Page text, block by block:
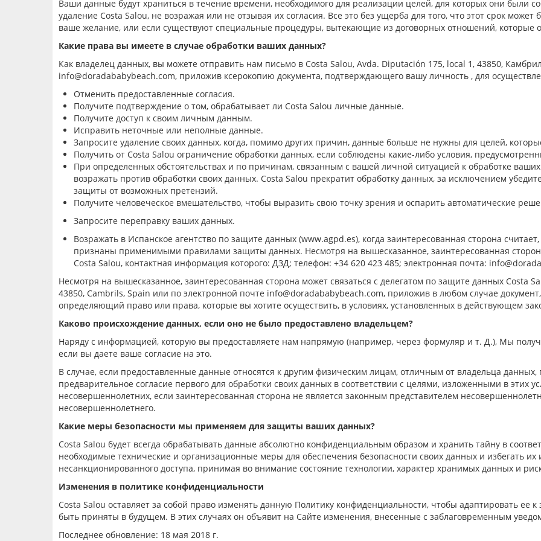
Ваши данные будут храниться в течение времени, необходимого для реализации целей, для которых они были
удаление Costa Salou, не возражая или не отзывая их согласия. Все это без ущерба для того, что этот срок
ваше желание, или если существуют специальные процедуры, вытекающие из договорных отношений, которые
Какие права вы имеете в случае обработки ваших данных?
Как владелец данных, вы можете отправить нам письмо в Costa Salou, Avda. Diputación 175, local 1, 43850,
info@doradababybeach.com, приложив ксерокопию документа, подтверждающего вашу личность , для осуществл
Отменить предоставленные согласия.
Получите подтверждение о том, обрабатывает ли Costa Salou личные данные.
Получите доступ к своим личным данным.
Исправить неточные или неполные данные.
Запросите удаление своих данных, когда, помимо других причин, данные больше не нужны для целей,
Получить от Costa Salou ограничение обработки данных, если соблюдены какие-либо условия,
При определенных обстоятельствах и по причинам, связанным с вашей личной ситуацией к обработке ваших
возражать против обработки своих данных. Costa Salou прекратит обработку данных, за исключением
защиты от возможных претензий.
Получите человеческое вмешательство, чтобы выразить свою точку зрения и оспарить автоматические
Запросите переправку ваших данных.
Возражать в Испанское агентство по защите данных (www.agpd.es), когда заинтересованная сторона
признаны применимыми правилами защиты данных. Несмотря на вышесказанное, заинтересованная
Costa Salou, контактная информация которого: ДЗД; телефон: +34 620 423 485; электронная почта:
Несмотря на вышесказанное, заинтересованная сторона может связаться с делегатом по защите данных Costa
43850, Cambrils, Spain или по электронной почте info@doradababybeach.com, приложив в любом случае
определяющий право или права, которые вы хотите осуществить, в условиях, установленных в действующем
Каково происхождение данных, если оно не было предоставлено владельцем?
Наряду с информацией, которую вы предоставляете нам напрямую (например, через формуляр и т. Д.), Мы
если вы даете ваше согласие на это.
В случае, если предоставленные данные относятся к другим физическим лицам, отличным от владельца данных,
предварительное согласие первого для обработки своих данных в соответствии с целями, изложенными в этих
несовершеннолетних, если заинтересованная сторона не является законным представителем
несовершеннолетнего.
Какие меры безопасности мы применяем для защиты ваших данных?
Costa Salou будет всегда обрабатывать данные абсолютно конфиденциальным образом и хранить тайну в
необходимые технические и организационные меры для обеспечения безопасности своих данных и избегать
несанкционированного доступа, принимая во внимание состояние технологии, характер хранимых данных и
Изменения в политике конфиденциальности
Costa Salou оставляет за собой право изменять данную Политику конфиденциальности, чтобы адаптировать ее
быть приняты в будущем. В этих случаях он объявит на Сайте изменения, внесенные с заблаговременным
Последнее обновление: 18 мая 2018 г.